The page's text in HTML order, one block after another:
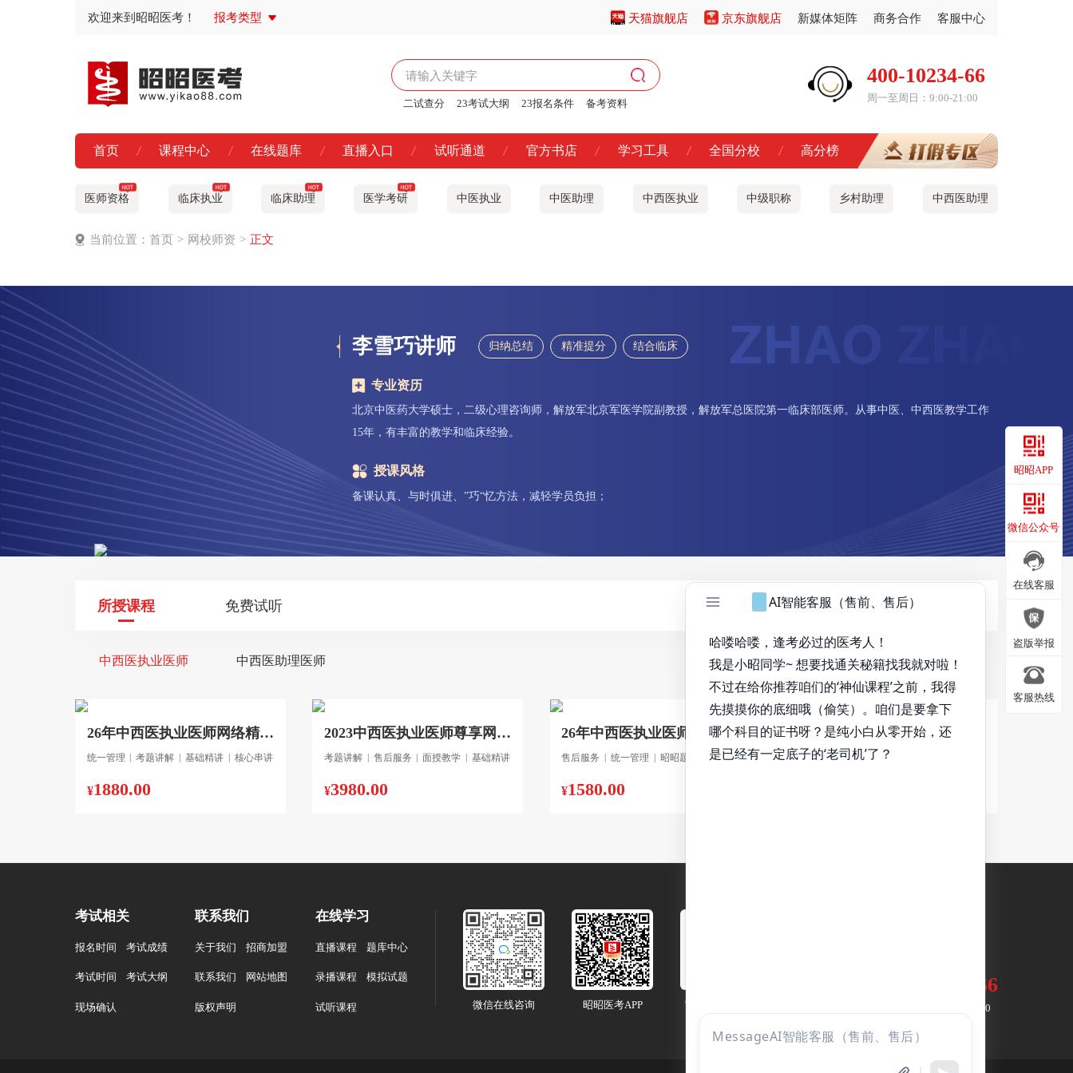
欢迎来到昭昭医考！ 报考类型 天猫旗舰店 京东旗舰店 新媒体矩阵 商务合作 客服中心
二试查分 23考试大纲 23报名条件 备考资料
400-10234-66
周一至周日：9:00-21:00
首页 课程中心 在线题库 直播入口 试听通道 官方书店 学习工具 全国分校 高分榜
医师资格 临床执业 临床助理 医学考研 中医执业 中医助理 中西医执业 中级职称 乡村助理 中西医助理
当前位置： 首页 > 网校师资 > 正文
李雪巧讲师 归纳总结 精准提分 结合临床
专业资历
北京中医药大学硕士，二级心理咨询师，解放军北京军医学院副教授，解放军总医院第一临床部医师。从事中医、中西医教学工作
15年，有丰富的教学和临床经验。
授课风格
备课认真、与时俱进、”巧“忆方法，减轻学员负担；
所授课程 免费试听
中西医执业医师 中西医助理医师
26年中西医执业医师网络精品班
统一管理 | 考题讲解 | 基础精讲 | 核心串讲
¥1880.00
2023中西医执业医师尊享网络全程班-重读班
考题讲解 | 售后服务 | 面授教学 | 基础精讲
¥3980.00
26年中西医执业医师网络笔试班
售后服务 | 统一管理 | 昭昭题库 重点强化
¥1580.00
考题讲解 | 昭昭题库
考试相关
报名时间 考试成绩
考试时间 考试大纲
现场确认
联系我们
关于我们 招商加盟
联系我们 网站地图
版权声明
在线学习
直播课程 题库中心
录播课程 模拟试题
试听课程 微信在线咨询 昭昭医考APP 官方微信公众号
400-10234-66
周一至周日：9:00-21:00
昭昭APP
昭昭APP
微信公众号
微信公众号
在线客服
在线客服
盗版举报
盗版举报
客服热线